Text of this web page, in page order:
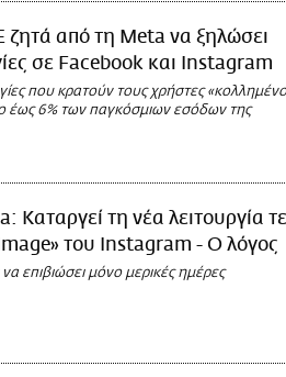
ζητά από τη Meta να ξηλώσει
σε Facebook και Instagram
που κρατούν τους χρήστες
έως 6% των παγκόσμιων εσόδων της
Καταργεί τη νέα λειτουργία
του Instagram - Ο λόγος
επιβιώσει μόνο μερικές ημέρες